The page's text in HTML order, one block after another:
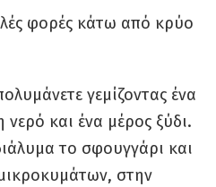
φορές κάτω από κρύο
γεμίζοντας ένα
και ένα μέρος ξύδι.
το σφουγγάρι και
στην